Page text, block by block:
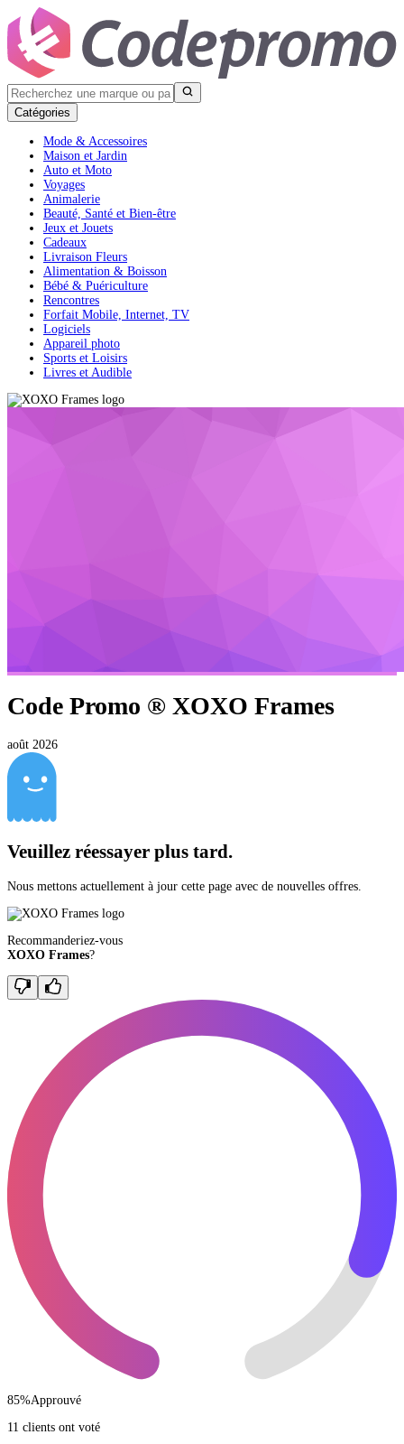
Catégories
Mode & Accessoires
Maison et Jardin
Auto et Moto
Voyages
Animalerie
Beauté, Santé et Bien-être
Jeux et Jouets
Cadeaux
Livraison Fleurs
Alimentation & Boisson
Bébé & Puériculture
Rencontres
Forfait Mobile, Internet, TV
Logiciels
Appareil photo
Sports et Loisirs
Livres et Audible
Code Promo ® XOXO Frames
août 2026
Veuillez réessayer plus tard.
Nous mettons actuellement à jour cette page avec de nouvelles offres.
Recommanderiez-vous
XOXO Frames?
85%Approuvé
11 clients ont voté